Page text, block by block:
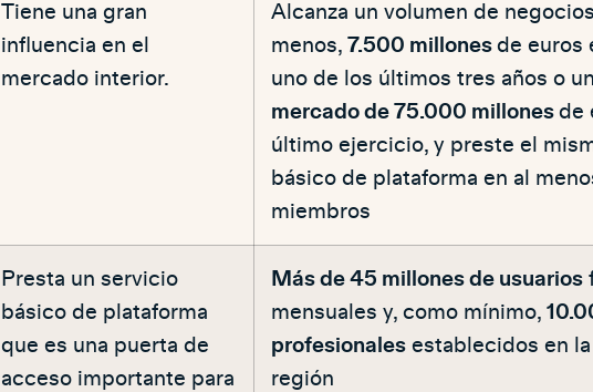
Tiene una gran
influencia en el
mercado interior.
Alcanza un volumen de negocios
menos, 7.500 millones de euros
uno de los últimos tres años o
mercado de 75.000 millones de
último ejercicio, y preste el
básico de plataforma en al
miembros
​Presta un servicio
básico de plataforma
que es una puerta de
acceso importante para
Más de 45 millones de usuarios
mensuales y, como mínimo,
profesionales establecidos en
región